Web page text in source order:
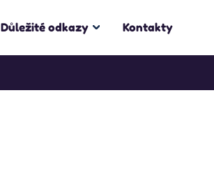
Důležité odkazy Kontakty